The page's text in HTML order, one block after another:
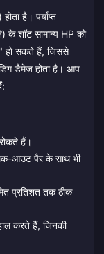
है। पर्याप्त
के शॉट सामान्य HP को
हो सकते हैं, जिससे
डैमेज होता है। आप
हैं।
आउट पैर के साथ भी
प्रतिशत तक ठीक
करते हैं, जिनकी